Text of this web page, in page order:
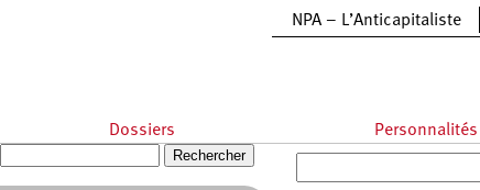
NPA – L’Anticapitaliste
Dossiers Personnalités
Formulaire de recherche